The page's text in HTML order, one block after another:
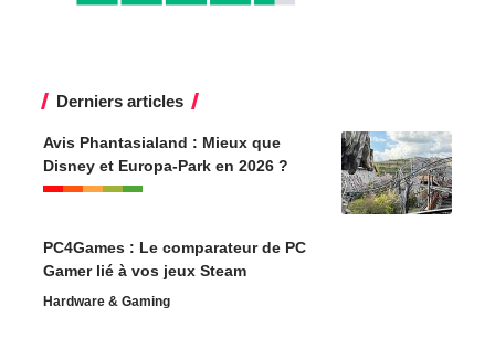
Derniers articles
Avis Phantasialand : Mieux que
Disney et Europa-Park en 2026 ?
PC4Games : Le comparateur de PC
Gamer lié à vos jeux Steam
Hardware & Gaming